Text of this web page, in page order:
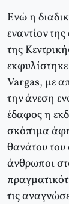
Ενώ η
εναντίον
της
εκφυλίστηκε
Vargas, με
την άνεση
έδαφος η
σκόπιμα
θανάτου του
άνθρωποι
τις